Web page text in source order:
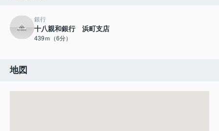
銀行
十八親和銀行 浜町支店
439ｍ（6分）
地図